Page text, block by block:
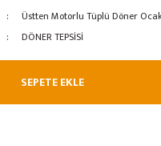
Üstten Motorlu Tüplü Döner
DÖNER TEPSİSİ
SEPETE EKLE